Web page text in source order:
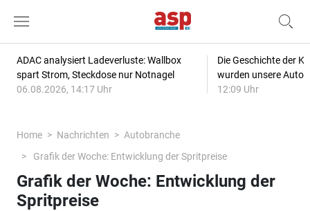
ADAC analysiert Ladeverluste: Wallbox
spart Strom, Steckdose nur Notnagel
06.08.2026, 14:17 Uhr
Die Geschichte der
wurden unsere
12:09 Uhr
Home Nachrichten
Autobranche
Grafik der Woche: Entwicklung der Spritpreise
Grafik der Woche: Entwicklung der
Spritpreise